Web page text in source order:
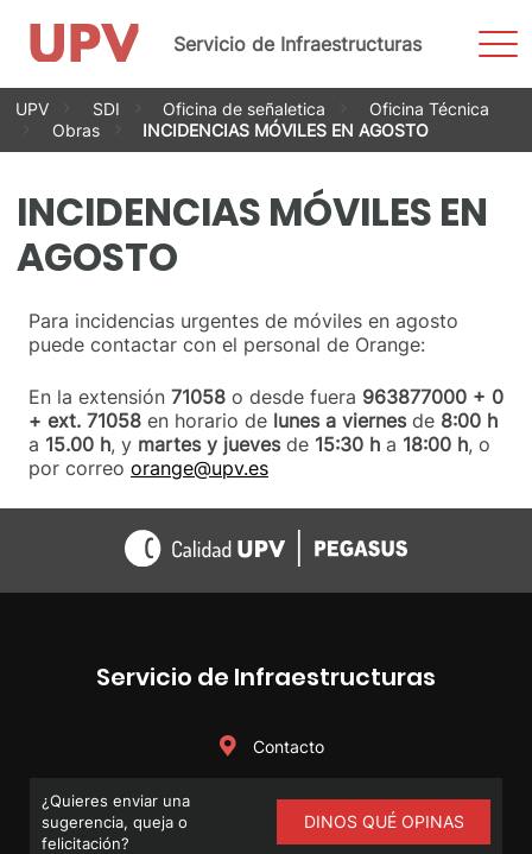
Saltar
contenido
Servicio de Infraestructuras
UPV SDI Oficina de señaletica
Oficina Técnica
Obras
INCIDENCIAS MÓVILES EN AGOSTO
INCIDENCIAS MÓVILES EN
AGOSTO
Para incidencias urgentes de móviles en agosto
puede contactar con el personal de Orange:
En la extensión 71058 o desde fuera 963877000 + 0
+ ext. 71058 en horario de lunes a viernesde 8:00 h
a 15.00 h, y martes y juevesde 15:30 h a 18:00 h, o
por correo orange@upv.es
Servicio de Infraestructuras
Contacto
¿Quieres enviar una
sugerencia, queja o
felicitación?
DINOS QUÉ OPINAS